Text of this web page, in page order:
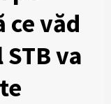
ce văd
va